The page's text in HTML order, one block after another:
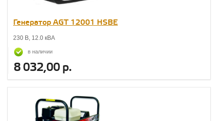
Генератор AGT 12001 НSBE
230 В, 12.0 кВА
в наличии
8 032,00 р.